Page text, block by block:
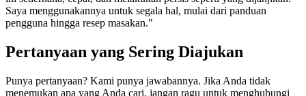
Saya menggunakannya untuk segala hal, mulai dari panduan
pengguna hingga resep masakan."
Pertanyaan yang Sering Diajukan
Punya pertanyaan? Kami punya jawabannya. Jika Anda tidak
menemukan apa yang Anda cari, jangan ragu untuk menghubungi